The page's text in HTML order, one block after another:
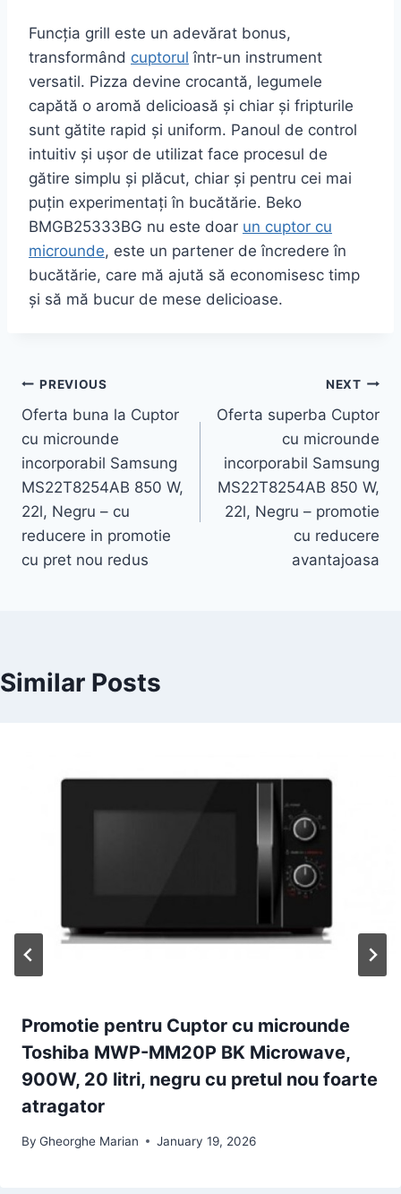
Funcția grill este un adevărat bonus,
transformând cuptorul într-un instrument
versatil. Pizza devine crocantă, legumele
capătă o aromă delicioasă și chiar și fripturile
sunt gătite rapid și uniform. Panoul de control
intuitiv și ușor de utilizat face procesul de
gătire simplu și plăcut, chiar și pentru cei mai
puțin experimentați în bucătărie. Beko
BMGB25333BG nu este doar un cuptor cu
microunde, este un partener de încredere în
bucătărie, care mă ajută să economisesc timp
și să mă bucur de mese delicioase.
Post
navigation
PREVIOUS
Oferta buna la Cuptor
cu microunde
incorporabil Samsung
MS22T8254AB 850 W,
22l, Negru – cu
reducere in promotie
cu pret nou redus
NEXT
Oferta superba Cuptor
cu microunde
incorporabil Samsung
MS22T8254AB 850 W,
22l, Negru – promotie
cu reducere
avantajoasa
Similar Posts
Promotie pentru Cuptor cu microunde
Toshiba MWP-MM20P BK Microwave,
900W, 20 litri, negru cu pretul nou foarte
atragator
By Gheorghe Marian January 19, 2026